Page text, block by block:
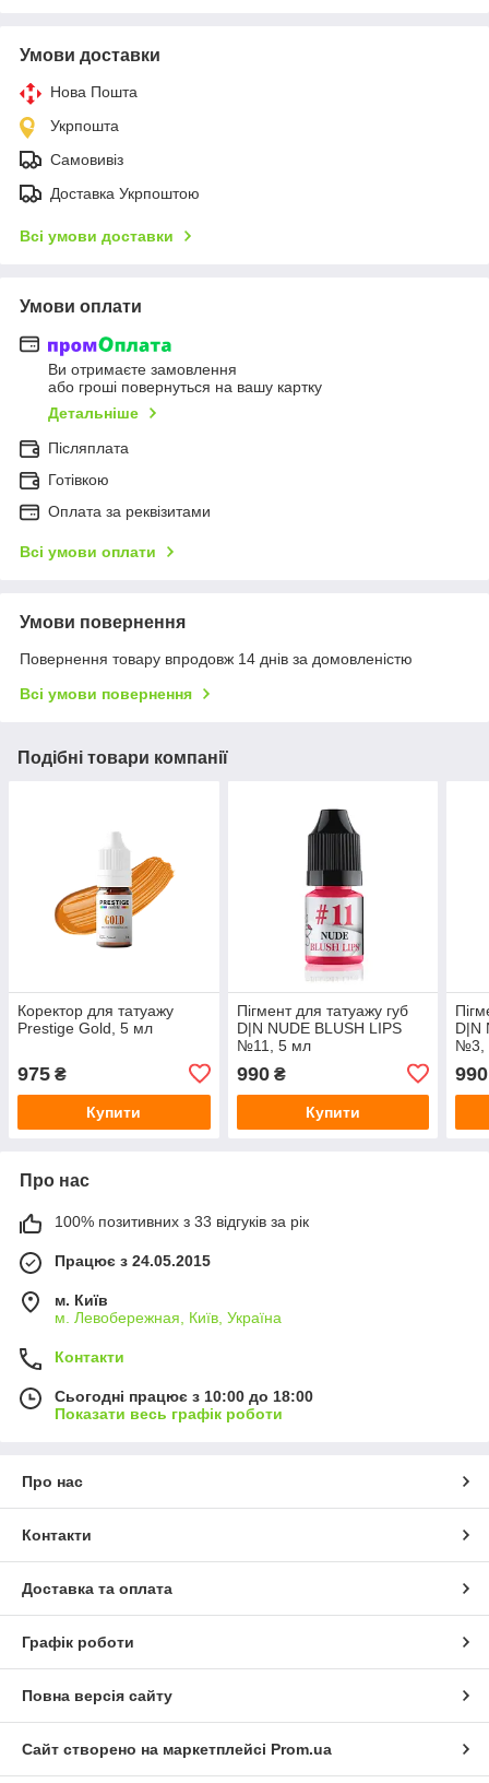
Умови доставки
Нова Пошта
Укрпошта
Самовивіз
Доставка Укрпоштою
Всі умови доставки
Умови оплати
Ви отримаєте замовлення
або гроші повернуться на вашу картку
Детальніше
Післяплата
Готівкою
Оплата за реквізитами
Всі умови оплати
Умови повернення
Повернення товару впродовж 14 днів за домовленістю
Всі умови повернення
Подібні товари компанії
Коректор для татуажу
Prestige Gold, 5 мл
975 ₴
Купити
Пігмент для татуажу губ
D|N NUDE BLUSH LIPS
№11, 5 мл
990₴
Купити
D|N
№3,
990
Про нас
100% позитивних з 33 відгуків за рік
Працює з 24.05.2015
м. Київ
м. Левобережная, Київ, Україна
Контакти
Сьогодні працює з 10:00 до 18:00
Показати весь графік роботи
Про нас
Контакти
Доставка та оплата
Графік роботи
Повна версія сайту
Сайт створено на маркетплейсі Prom.ua